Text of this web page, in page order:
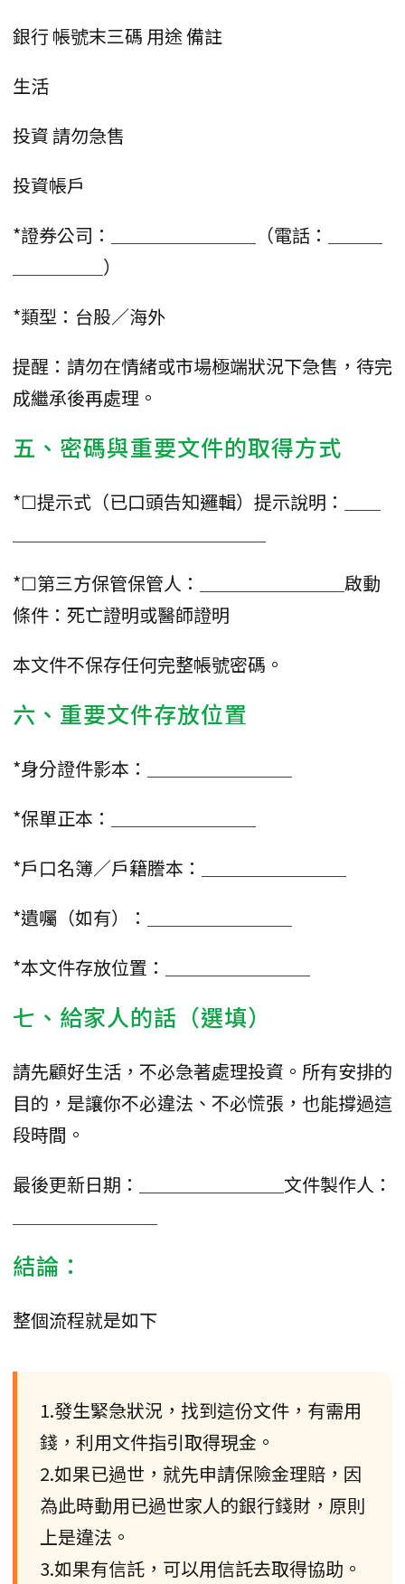
銀行 帳號末三碼 用途 備註
生活
投資 請勿急售
投資帳戶
*證券公司：＿＿＿＿＿＿＿＿（電話：＿＿＿
＿＿＿＿＿）
*類型：台股／海外
提醒：請勿在情緒或市場極端狀況下急售，待完
成繼承後再處理。
五、密碼與重要文件的取得方式
*☐提示式（已口頭告知邏輯）提示說明：＿＿
*☐第三方保管保管人：＿＿＿＿＿＿＿＿啟動
條件：死亡證明或醫師證明
本文件不保存任何完整帳號密碼。
六、重要文件存放位置
*身分證件影本：＿＿＿＿＿＿＿＿
*保單正本：＿＿＿＿＿＿＿＿
*戶口名簿／戶籍謄本：＿＿＿＿＿＿＿＿
*遺囑（如有）：＿＿＿＿＿＿＿＿
*本文件存放位置：＿＿＿＿＿＿＿＿
七、給家人的話（選填）
請先顧好生活，不必急著處理投資。所有安排的
目的，是讓你不必違法、不必慌張，也能撐過這
段時間。
最後更新日期：＿＿＿＿＿＿＿＿文件製作人：
結論：
整個流程就是如下
1.發生緊急狀況，找到這份文件，有需用
錢，利用文件指引取得現金。
2.如果已過世，就先申請保險金理賠，因
為此時動用已過世家人的銀行錢財，原則
上是違法。
3.如果有信託，可以用信託去取得協助。